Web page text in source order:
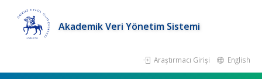
Akademik Veri Yönetim Sistemi
Araştırmacı Girişi English